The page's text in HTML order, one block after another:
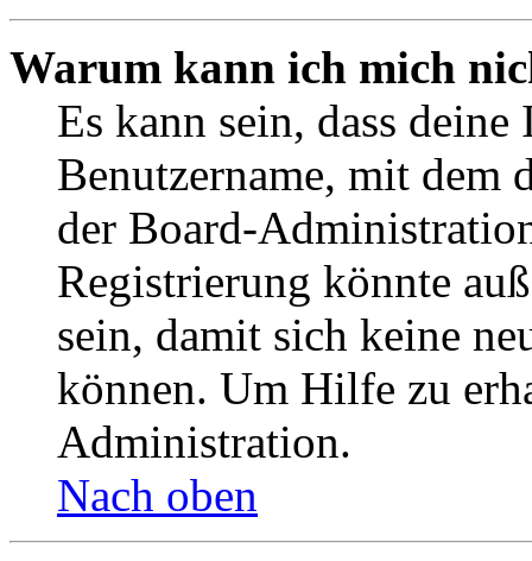
Warum kann ich mich
Es kann sein, dass
Benutzername, mit dem
der Board-
Registrierung könnte
sein, damit sich keine
können. Um Hilfe zu
Administration.
Nach oben